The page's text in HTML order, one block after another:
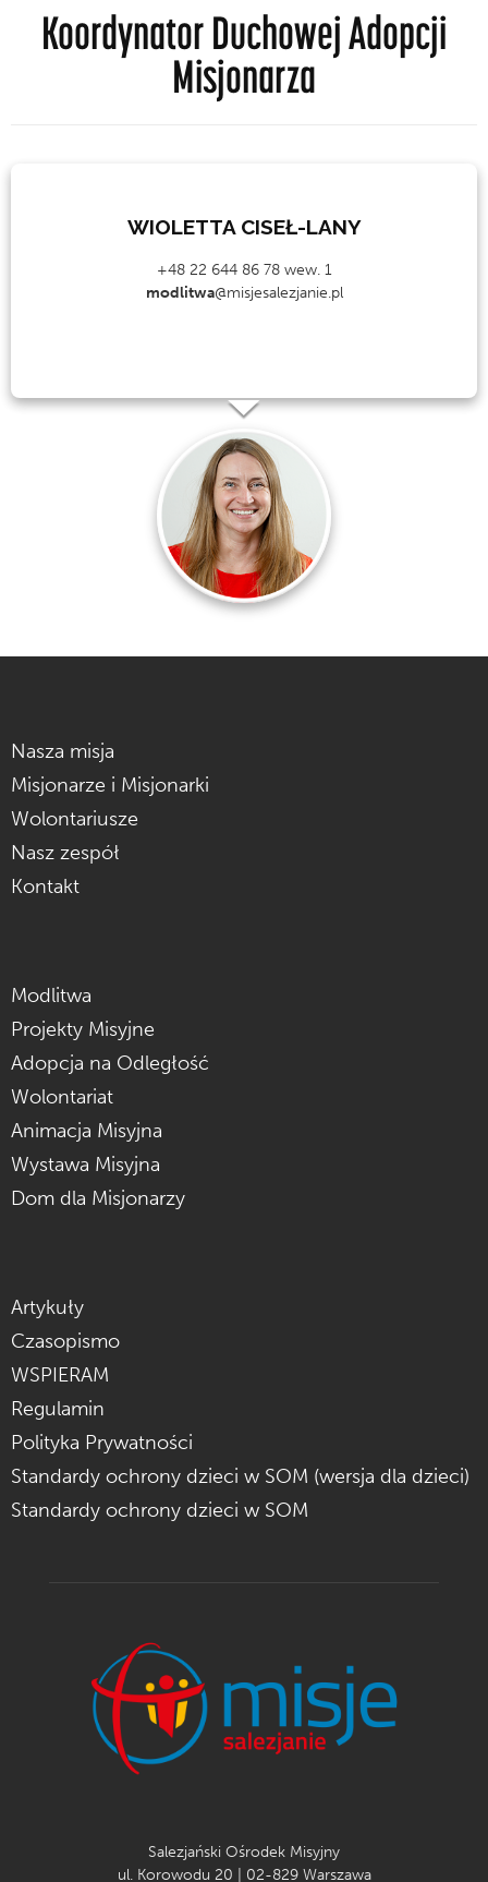
Koordynator Duchowej Adopcji
Misjonarza
WIOLETTA CISEŁ-LANY
+48 22 644 86 78 wew. 1
modlitwa@misjesalezjanie.pl
Nasza misja
Misjonarze i Misjonarki
Wolontariusze
Nasz zespół
Kontakt
Modlitwa
Projekty Misyjne
Adopcja na Odległość
Wolontariat
Animacja Misyjna
Wystawa Misyjna
Dom dla Misjonarzy
Artykuły
Czasopismo
WSPIERAM
Regulamin
Polityka Prywatności
Standardy ochrony dzieci w SOM (wersja dla dzieci)
Standardy ochrony dzieci w SOM
Salezjański Ośrodek Misyjny
ul. Korowodu 20 | 02-829 Warszawa